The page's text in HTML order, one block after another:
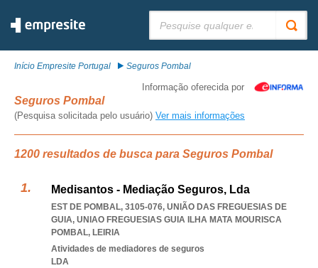
Início Empresite Portugal Seguros Pombal
Informação oferecida por
Seguros Pombal
(Pesquisa solicitada pelo usuário) Ver mais informações
1200 resultados de busca para Seguros Pombal
Medisantos - Mediação Seguros, Lda
EST DE POMBAL, 3105-076, UNIÃO DAS FREGUESIAS DE
GUIA, UNIAO FREGUESIAS GUIA ILHA MATA MOURISCA
POMBAL, LEIRIA
Atividades de mediadores de seguros
LDA